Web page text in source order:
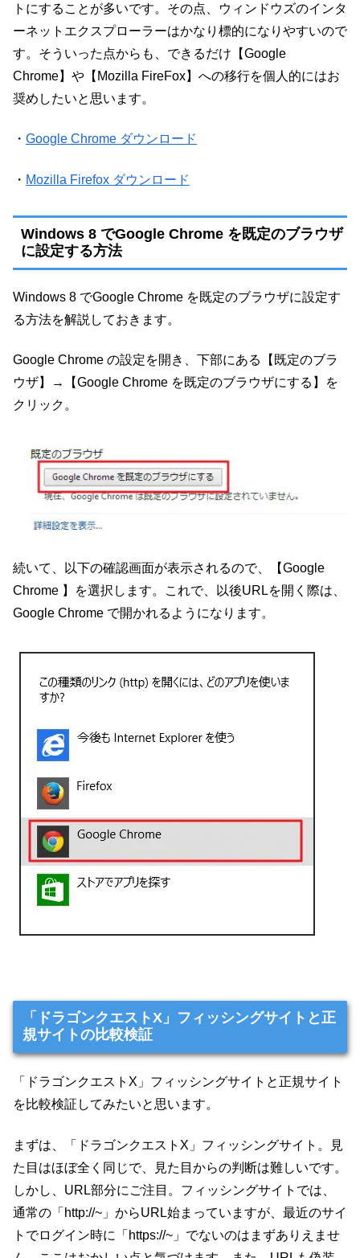
トにすることが多いです。その点、ウィンドウズのインタ
ーネットエクスプローラーはかなり標的になりやすいので
す。そういった点からも、できるだけ【Google
Chrome】や【Mozilla FireFox】への移行を個人的にはお
奨めしたいと思います。
・ Google Chrome ダウンロード
・ Mozilla Firefox ダウンロード
Windows 8 でGoogle Chrome を既定のブラウザ
に設定する方法
Windows 8 でGoogle Chrome を既定のブラウザに設定す
る方法を解説しておきます。
Google Chrome の設定を開き、下部にある【既定のブラ
ウザ】→【Google Chrome を既定のブラウザにする】を
クリック。
続いて、以下の確認画面が表示されるので、【Google
Chrome 】を選択します。これで、以後URLを開く際は、
Google Chrome で開かれるようになります。
「ドラゴンクエストX」フィッシングサイトと正
規サイトの比較検証
「ドラゴンクエストX」フィッシングサイトと正規サイト
を比較検証してみたいと思います。
まずは、「ドラゴンクエストX」フィッシングサイト。見
た目はほぼ全く同じで、見た目からの判断は難しいです。
しかし、URL部分にご注目。フィッシングサイトでは、
通常の「http://~」からURL始まっていますが、最近のサイ
トでログイン時に「https://~」でないのはまずありえませ